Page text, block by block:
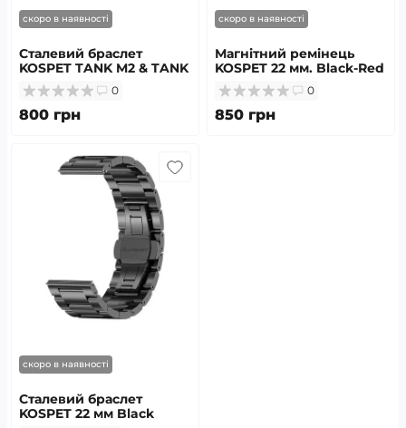
скоро в наявності
Сталевий браслет
KOSPET TANK M2 & TANK
T2 22 мм. Black0
800 грн
скоро в наявності
Магнітний ремінець
KOSPET 22 мм. Black-Red
0
850 грн
скоро в наявності
Сталевий браслет
KOSPET 22 мм Black